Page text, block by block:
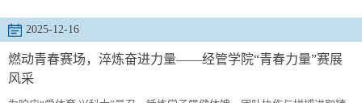
伊始，李晓彤围绕安全教育主题展开详细讲解。她系统梳理了校园安全四
大核心要点：寝室安全、财物防盗、校外出行与网络安全。针对年末诈骗
高发的特点，李晓彤着重提醒同学们提高防范意识，警惕各类网络诈骗、
电信诈骗，守...
2025-12-16
燃动青春赛场，淬炼奋进力量——经管学院“青春力量”赛展
风采